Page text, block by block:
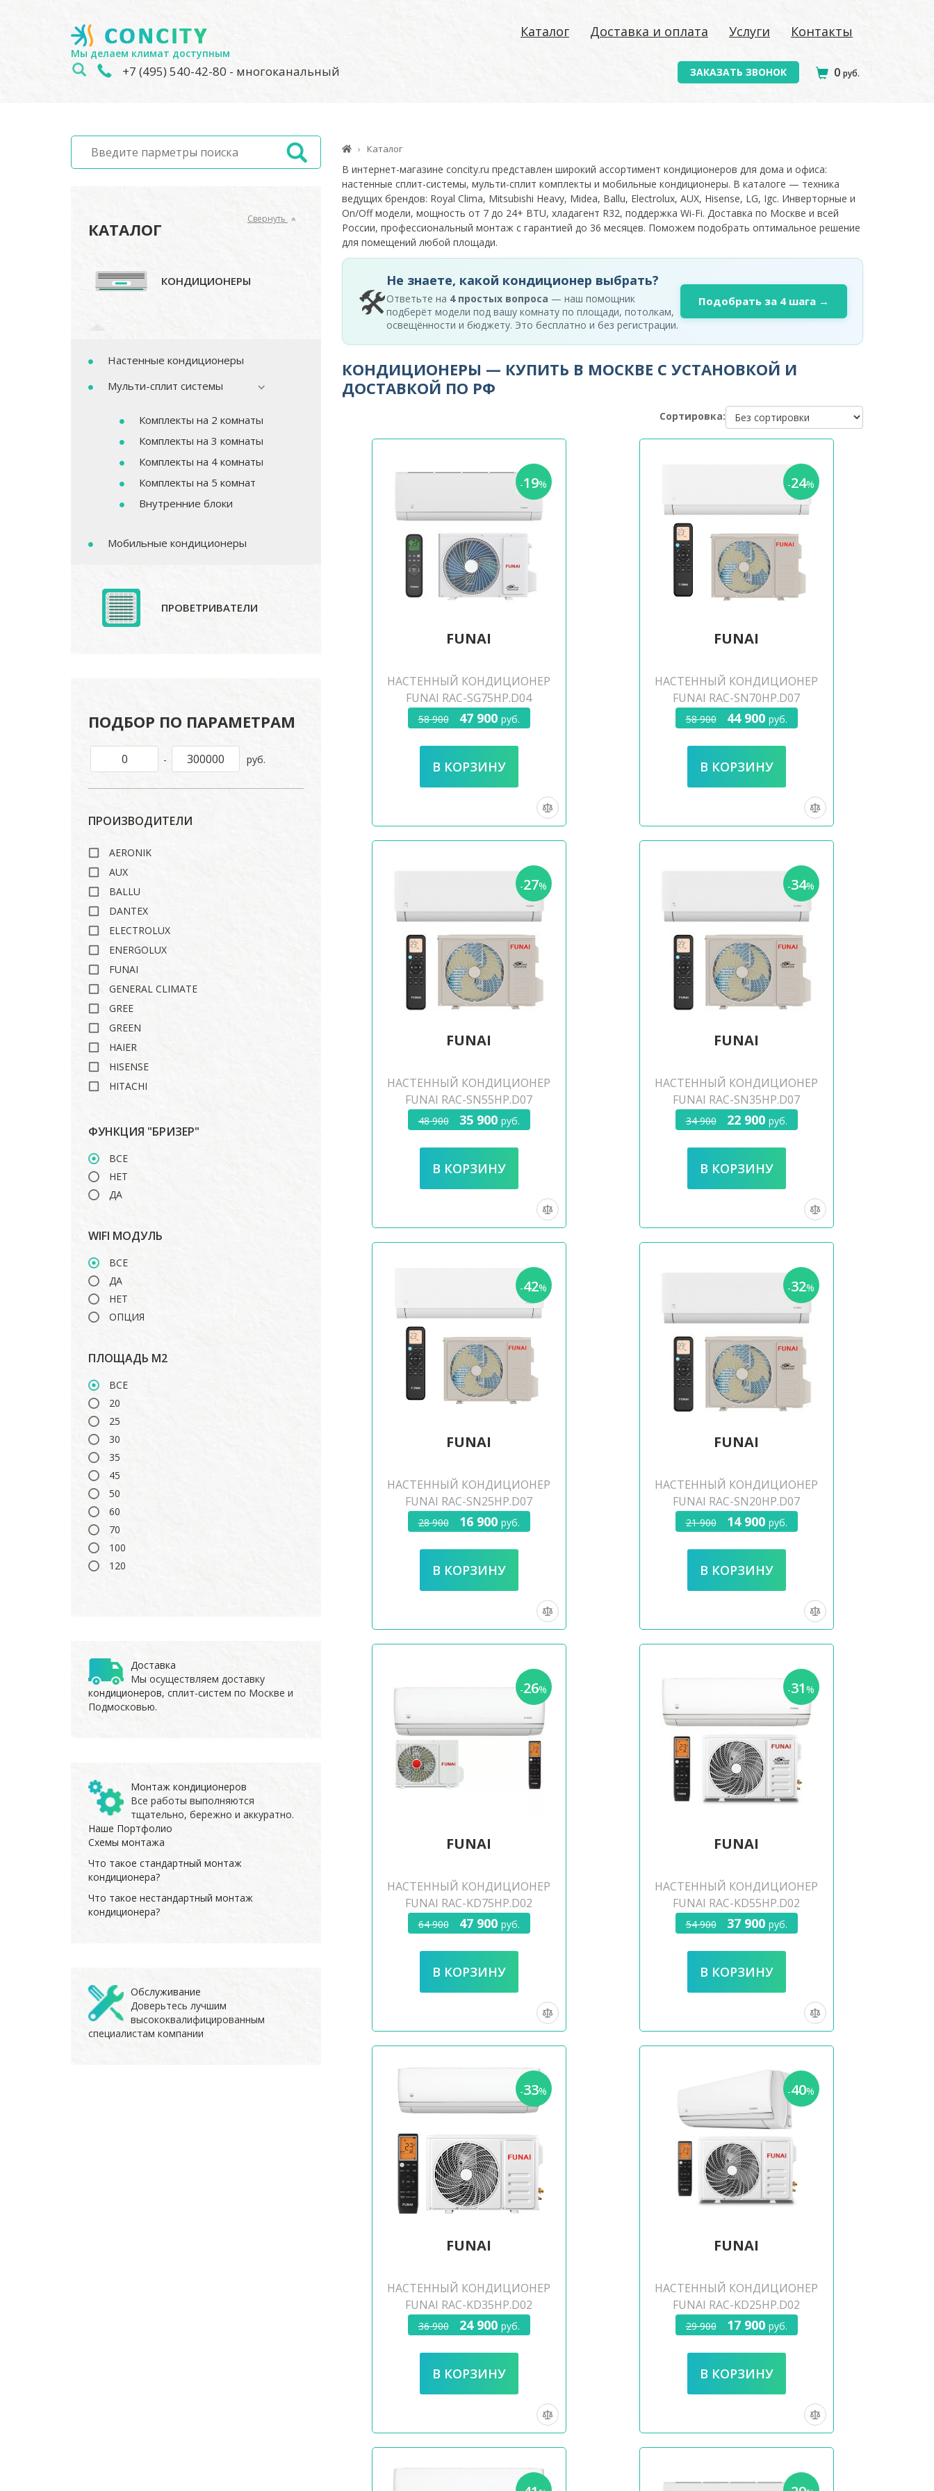
Мы делаем климат доступным
Каталог Доставка и оплата Услуги Контакты
+7 (495) 540-42-80 - многоканальный ЗАКАЗАТЬ ЗВОНОК 0 руб.
КАТАЛОГ
Свернуть
КОНДИЦИОНЕРЫ
Настенные кондиционеры
Мульти-сплит системы
Комплекты на 2 комнаты
Комплекты на 3 комнаты
Комплекты на 4 комнаты
Комплекты на 5 комнат
Внутренние блоки
Мобильные кондиционеры
ПРОВЕТРИВАТЕЛИ
ПОДБОР ПО ПАРАМЕТРАМ
- руб.
ПРОИЗВОДИТЕЛИ
AERONIK
AUX
BALLU
DANTEX
ELECTROLUX
ENERGOLUX
FUNAI
GENERAL CLIMATE
GREE
GREEN
HAIER
HISENSE
HITACHI
LANKORA
MARSA
MDV
MIDEA
ROYAL CLIMA
TOSHIBA
ФУНКЦИЯ "БРИЗЕР"
ВСЕ
НЕТ
ДА
WIFI МОДУЛЬ
ВСЕ
ДА
НЕТ
ОПЦИЯ
ПЛОЩАДЬ М2
ВСЕ
20
25
30
35
45
50
60
70
100
120
Доставка
Мы осуществляем доставку
кондиционеров, сплит-систем по Москве и
Подмосковью.
Монтаж кондиционеров
Все работы выполняются
тщательно, бережно и аккуратно.
Наше Портфолио
Схемы монтажа
Что такое стандартный монтаж
кондиционера?
Что такое нестандартный монтаж
кондиционера?
Обслуживание
Доверьтесь лучшим
высококвалифицированным
специалистам компании
Каталог
В интернет-магазине concity.ru представлен широкий ассортимент кондиционеров для дома и офиса:
настенные сплит-системы, мульти-сплит комплекты и мобильные кондиционеры. В каталоге — техника
ведущих брендов: Royal Clima, Mitsubishi Heavy, Midea, Ballu, Electrolux, AUX, Hisense, LG, Igc. Инверторные и
On/Off модели, мощность от 7 до 24+ BTU, хладагент R32, поддержка Wi-Fi. Доставка по Москве и всей
России, профессиональный монтаж с гарантией до 36 месяцев. Поможем подобрать оптимальное решение
для помещений любой площади.
🛠
Не знаете, какой кондиционер выбрать?
Ответьте на 4 простых вопроса — наш помощник
подберёт модели под вашу комнату по площади, потолкам,
освещённости и бюджету. Это бесплатно и без регистрации.
Подобрать за 4 шага →
КОНДИЦИОНЕРЫ — КУПИТЬ В МОСКВЕ С УСТАНОВКОЙ И
ДОСТАВКОЙ ПО РФ
Сортировка:
-19%
FUNAI
НАСТЕННЫЙ КОНДИЦИОНЕР
FUNAI RAC-SG75HP.D04
58 900 47 900 руб.
-24%
FUNAI
НАСТЕННЫЙ КОНДИЦИОНЕР
FUNAI RAC-SN70HP.D07
58 900 44 900 руб.
-27%
FUNAI
НАСТЕННЫЙ КОНДИЦИОНЕР
FUNAI RAC-SN55HP.D07
48 900 35 900 руб.
-34%
FUNAI
НАСТЕННЫЙ КОНДИЦИОНЕР
FUNAI RAC-SN35HP.D07
34 900 22 900 руб.
-42%
FUNAI
НАСТЕННЫЙ КОНДИЦИОНЕР
FUNAI RAC-SN25HP.D07
28 900 16 900 руб.
-32%
FUNAI
НАСТЕННЫЙ КОНДИЦИОНЕР
FUNAI RAC-SN20HP.D07
21 900 14 900 руб.
-26%
FUNAI
НАСТЕННЫЙ КОНДИЦИОНЕР
FUNAI RAC-KD75HP.D02
64 900 47 900 руб.
-31%
FUNAI
НАСТЕННЫЙ КОНДИЦИОНЕР
FUNAI RAC-KD55HP.D02
54 900 37 900 руб.
-33%
FUNAI
НАСТЕННЫЙ КОНДИЦИОНЕР
FUNAI RAC-KD35HP.D02
36 900 24 900 руб.
-40%
FUNAI
НАСТЕННЫЙ КОНДИЦИОНЕР
FUNAI RAC-KD25HP.D02
29 900 17 900 руб.